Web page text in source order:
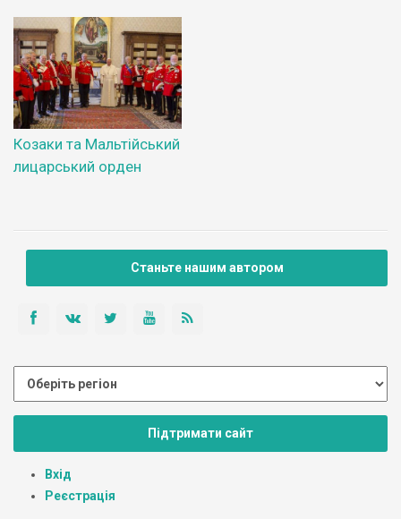
Козаки та Мальтійський
лицарський орден
Станьте нашим автором
Підтримати сайт
Вхід
Реєстрація